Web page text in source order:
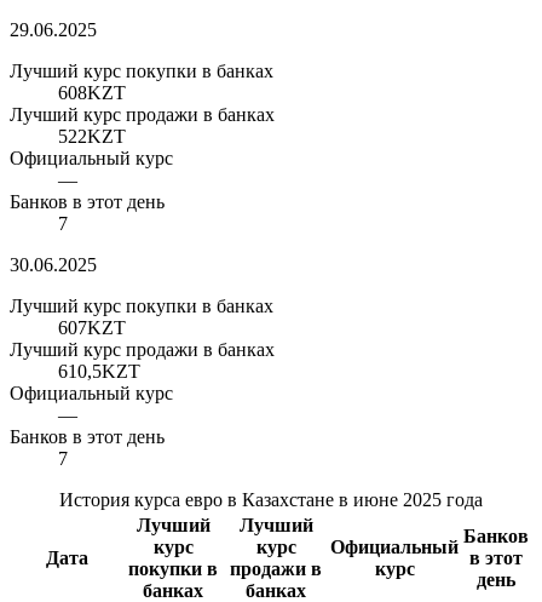
29.06.2025
Лучший курс покупки в банках
608KZT
Лучший курс продажи в банках
522KZT
Официальный курс
—
Банков в этот день
7
30.06.2025
Лучший курс покупки в банках
607KZT
Лучший курс продажи в банках
610,5KZT
Официальный курс
—
Банков в этот день
7
История курса евро в Казахстане в июне 2025 года
Дата
Лучший
курс
покупки в
банках
Лучший
курс
продажи в
банках
Официальный
курс
Банков
в этот
день